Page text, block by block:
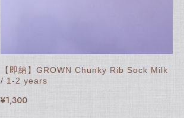
【即納】GROWN Chunky Rib Sock Milk
/ 1-2 years
¥1,300